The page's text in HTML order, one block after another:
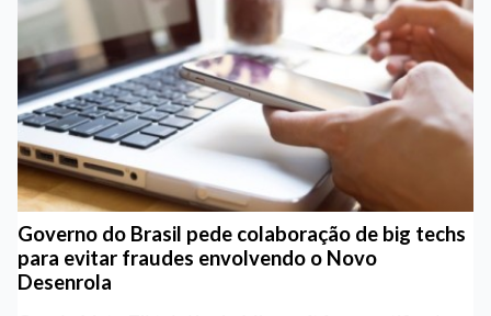
Governo do Brasil pede colaboração de big techs
para evitar fraudes envolvendo o Novo
Desenrola